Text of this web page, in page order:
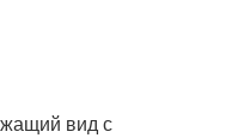
вид с